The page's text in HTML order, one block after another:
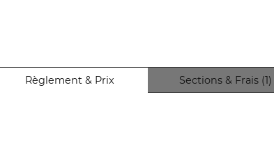
Règlement & Prix Sections & Frais (1)